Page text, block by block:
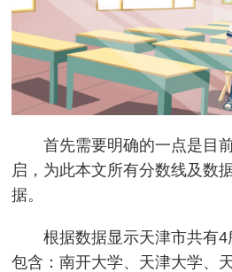
首先需要明确的一点是目
启，为此本文所有分数线及数
据。
根据数据显示天津市共有
包含：南开大学、天津大学、